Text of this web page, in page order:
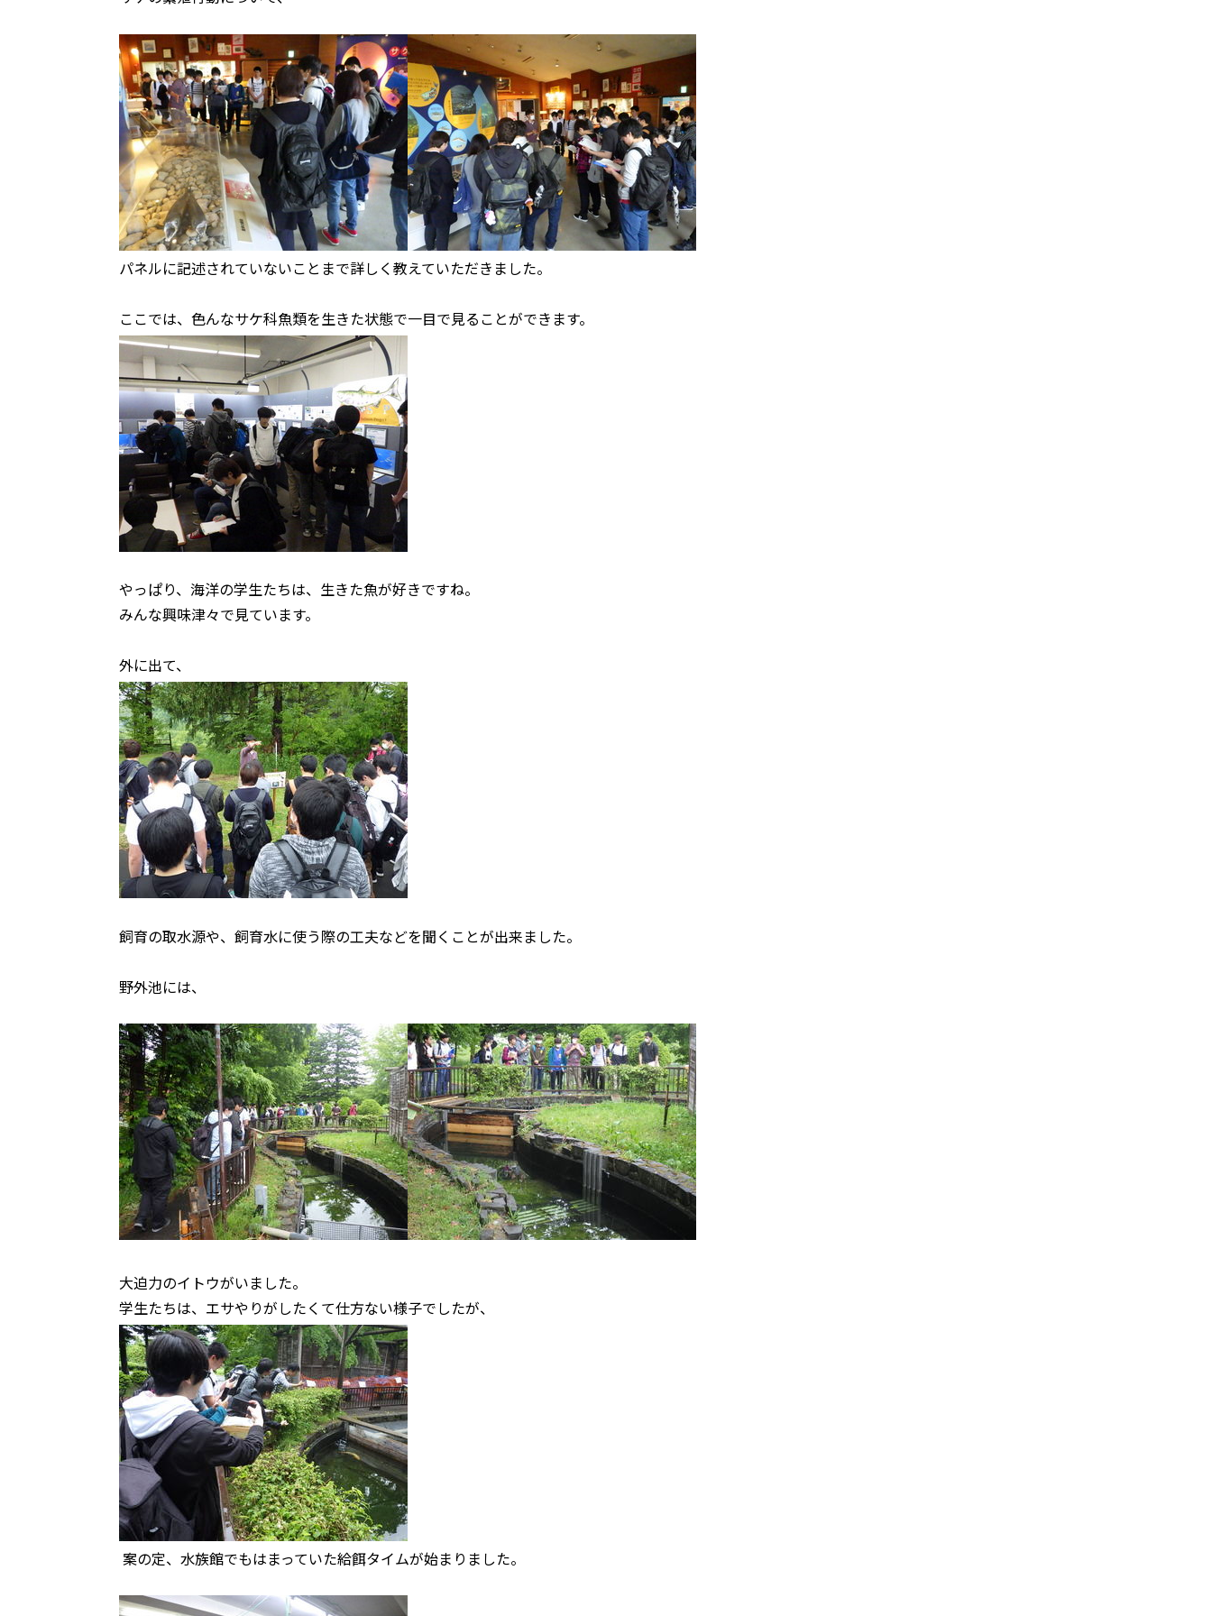
パネルに記述されていないことまで詳しく教えていただきました。
ここでは、色んなサケ科魚類を生きた状態で一目で見ることができます。
やっぱり、海洋の学生たちは、生きた魚が好きですね。
みんな興味津々で見ています。
外に出て、
飼育の取水源や、飼育水に使う際の工夫などを聞くことが出来ました。
野外池には、
大迫力のイトウがいました。
学生たちは、エサやりがしたくて仕方ない様子でしたが、
案の定、水族館でもはまっていた給餌タイムが始まりました。